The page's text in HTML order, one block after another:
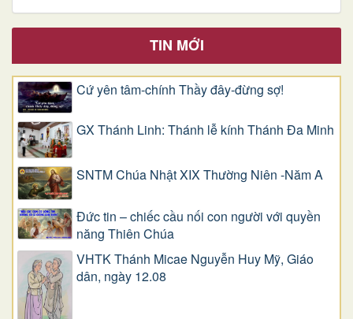
TIN MỚI
Cứ yên tâm-chính Thầy đây-đừng sợ!
GX Thánh Linh: Thánh lễ kính Thánh Đa Minh
SNTM Chúa Nhật XIX Thường Niên -Năm A
Đức tin – chiếc cầu nối con người với quyền
năng Thiên Chúa
VHTK Thánh Micae Nguyễn Huy Mỹ, Giáo
dân, ngày 12.08